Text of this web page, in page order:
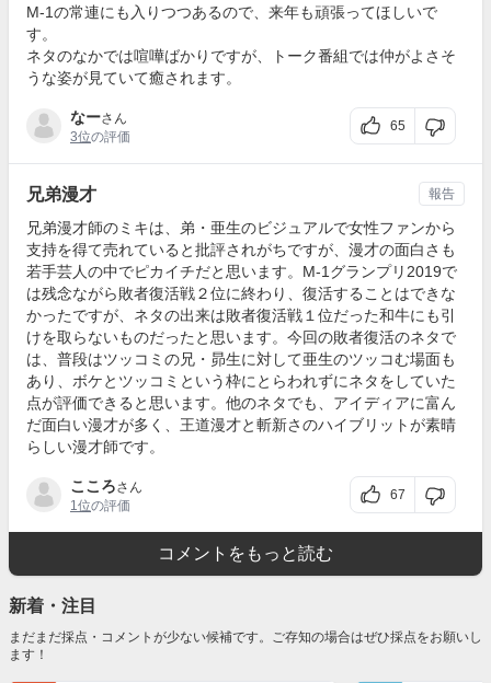
M-1の常連にも入りつつあるので、来年も頑張ってほしいで
す。
ネタのなかでは喧嘩ばかりですが、トーク番組では仲がよさそ
うな姿が見ていて癒されます。
なーさん
3位の評価
65
兄弟漫才
兄弟漫才師のミキは、弟・亜生のビジュアルで女性ファンから
支持を得て売れていると批評されがちですが、漫才の面白さも
若手芸人の中でピカイチだと思います。M-1グランプリ2019で
は残念ながら敗者復活戦２位に終わり、復活することはできな
かったですが、ネタの出来は敗者復活戦１位だった和牛にも引
けを取らないものだったと思います。今回の敗者復活のネタで
は、普段はツッコミの兄・昴生に対して亜生のツッコむ場面も
あり、ボケとツッコミという枠にとらわれずにネタをしていた
点が評価できると思います。他のネタでも、アイディアに富ん
だ面白い漫才が多く、王道漫才と斬新さのハイブリットが素晴
らしい漫才師です。
こころさん
1位の評価
67
報告
コメントをもっと読む
新着・注目
まだまだ採点・コメントが少ない候補です。ご存知の場合はぜひ採点をお願いし
ます！